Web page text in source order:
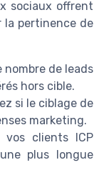
sociaux offrent
la pertinence de
nombre de leads
hors cible.
si le ciblage de
marketing.
clients ICP
plus longue